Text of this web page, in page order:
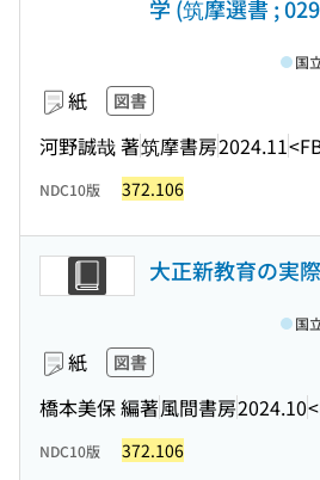
学 (筑摩選書 ;
紙 図書
河野誠哉 著筑摩書房2024.11
国
NDC10版 372.106
大正新教育の実
紙 図書
橋本美保 編著風間書房2024.10
国
NDC10版 372.106